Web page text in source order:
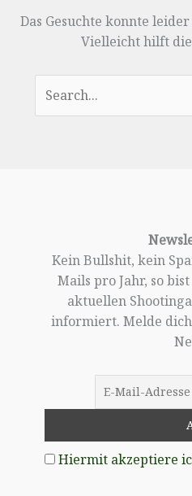
Das Gesuchte konnte
Vielleicht hilft
nach:
Kein Bullshit, kein
Mails pro Jahr, so
aktuellen
informiert. Melde
Hiermit akzeptiere